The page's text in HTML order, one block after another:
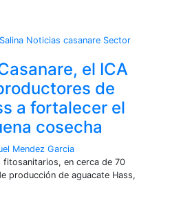
Noticias casanare Sector
el ICA
de
a fortalecer el
cosecha
Mendez Garcia
en cerca de 70
producción de aguacate Hass,